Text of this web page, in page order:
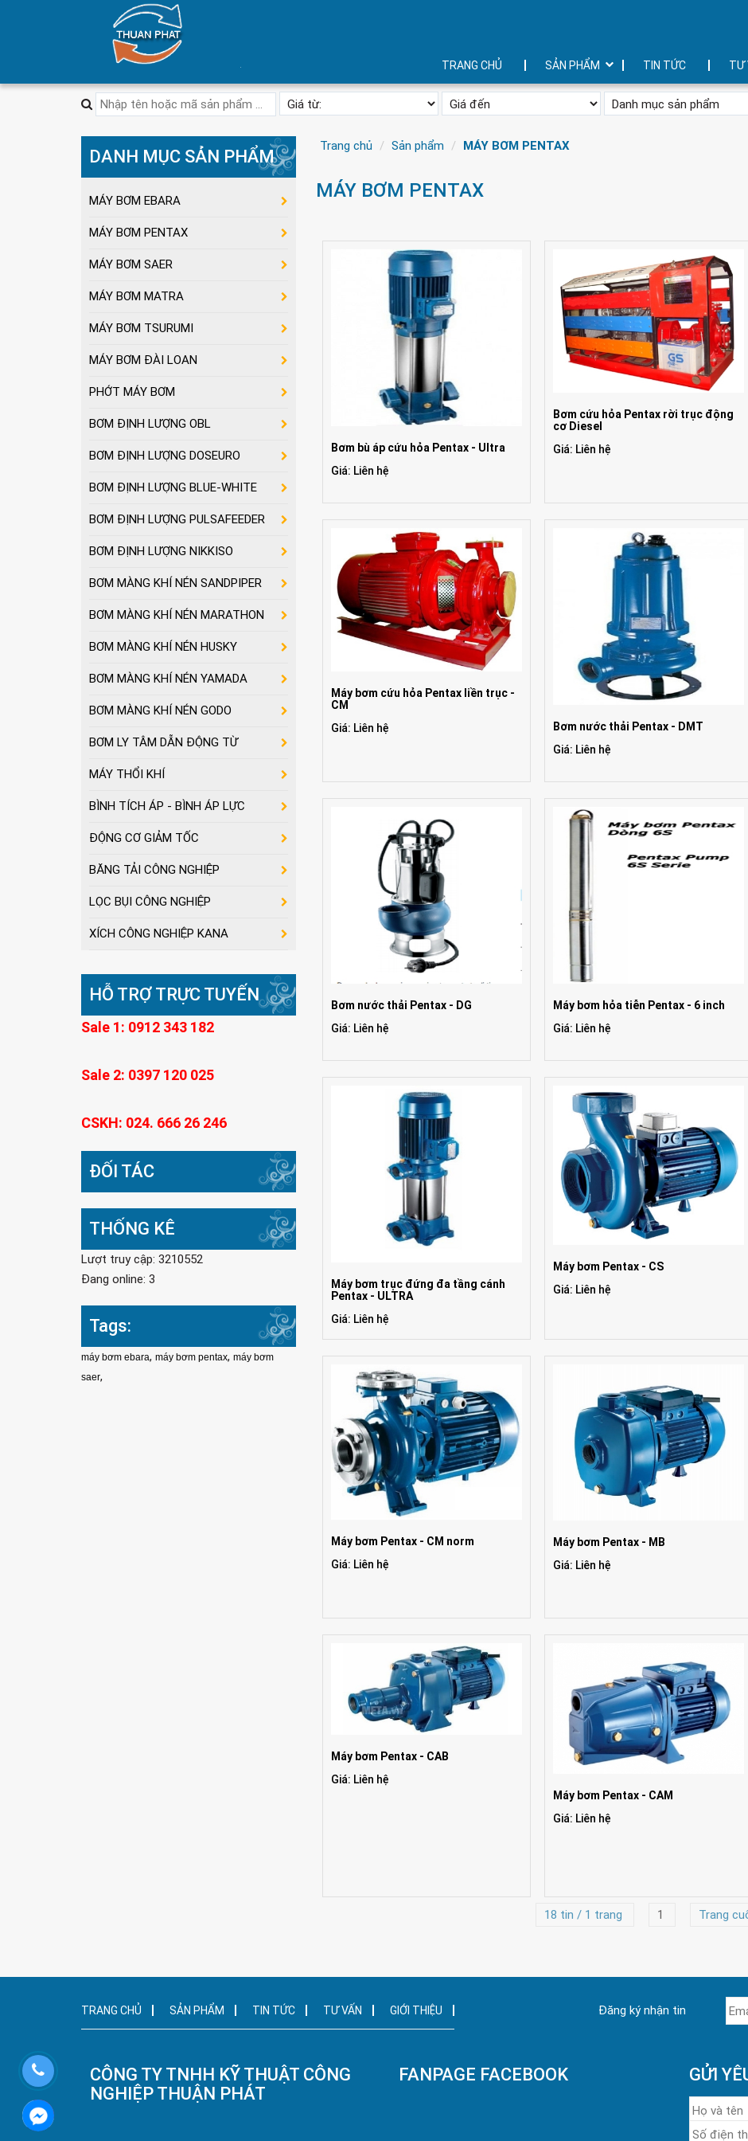
TRANG CHỦ SẢN PHẨM TIN TỨC TƯ
Trang chủ Sản phẩm MÁY BƠM PENTAX
MÁY BƠM PENTAX
Bơm bù áp cứu hỏa Pentax - Ultra
Giá: Liên hệ
Bơm cứu hỏa Pentax rời trục động
cơ Diesel
Giá: Liên hệ
Máy bơm cứu hỏa Pentax liền trục -
CM
Giá: Liên hệ
Bơm nước thải Pentax - DMT
Giá: Liên hệ
Bơm nước thải Pentax - DG
Giá: Liên hệ
Máy bơm hỏa tiễn Pentax - 6 inch
Giá: Liên hệ
Máy bơm trục đứng đa tầng cánh
Pentax - ULTRA
Giá: Liên hệ
Máy bơm Pentax - CS
Giá: Liên hệ
Máy bơm Pentax - CM norm
Giá: Liên hệ
Máy bơm Pentax - MB
Giá: Liên hệ
Máy bơm Pentax - CAB
Giá: Liên hệ
Máy bơm Pentax - CAM
Giá: Liên hệ
18 tin / 1 trang 1 Trang
DANH MỤC SẢN PHẨM
MÁY BƠM EBARA
MÁY BƠM PENTAX
MÁY BƠM SAER
MÁY BƠM MATRA
MÁY BƠM TSURUMI
MÁY BƠM ĐÀI LOAN
PHỚT MÁY BƠM
BƠM ĐỊNH LƯỢNG OBL
BƠM ĐỊNH LƯỢNG DOSEURO
BƠM ĐỊNH LƯỢNG BLUE-WHITE
BƠM ĐỊNH LƯỢNG PULSAFEEDER
BƠM ĐỊNH LƯỢNG NIKKISO
BƠM MÀNG KHÍ NÉN SANDPIPER
BƠM MÀNG KHÍ NÉN MARATHON
BƠM MÀNG KHÍ NÉN HUSKY
BƠM MÀNG KHÍ NÉN YAMADA
BƠM MÀNG KHÍ NÉN GODO
BƠM LY TÂM DẪN ĐỘNG TỪ
MÁY THỔI KHÍ
BÌNH TÍCH ÁP - BÌNH ÁP LỰC
ĐỘNG CƠ GIẢM TỐC
BĂNG TẢI CÔNG NGHIỆP
LỌC BỤI CÔNG NGHIỆP
XÍCH CÔNG NGHIỆP KANA
HỖ TRỢ TRỰC TUYẾN
Sale 1: 0912 343 182
Sale 2: 0397 120 025
CSKH: 024. 666 26 246
ĐỐI TÁC
THỐNG KÊ
Lượt truy cập: 3210552
Đang online: 3
Tags:
máy bơm ebara, máy bơm pentax, máy bơm
saer,
TRANG CHỦ SẢN PHẨM TIN TỨC TƯ VẤN GIỚI THIỆU Đăng ký nhận tin
CÔNG TY TNHH KỸ THUẬT CÔNG
NGHIỆP THUẬN PHÁT
FANPAGE FACEBOOK GỬI